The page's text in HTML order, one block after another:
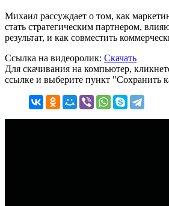
Михаил рассуждает о том, как
стать стратегическим партнером,
результат, и как совместить
Ссылка на видеоролик: Скачать
Для скачивания на компьютер,
ссылке и выберите пункт "Сохранить